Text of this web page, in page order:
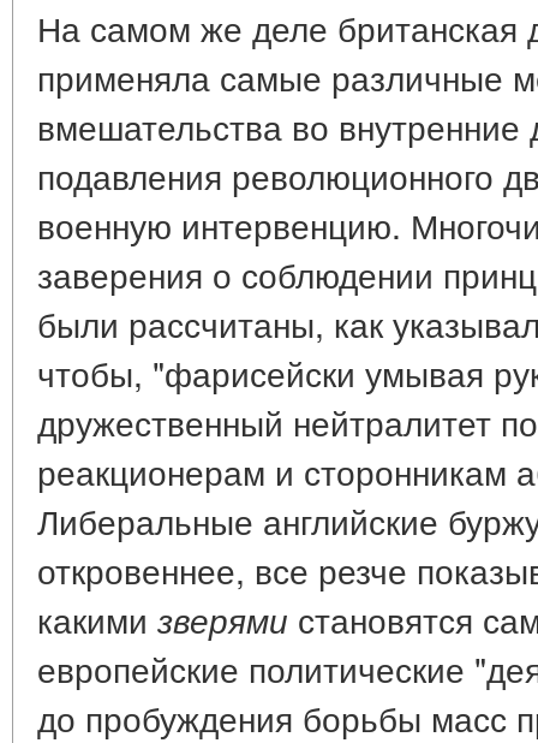
На самом же деле британская
применяла самые различные
вмешательства во
подавления революционного
военную интервенцию.
заверения о соблюдении
были рассчитаны, как
чтобы, "фарисейски умывая
дружественный нейтралитет
реакционерам и сторонникам
Либеральные английские
откровеннее, все резче
какими зверями становятся
европейские политические
до пробуждения борьбы масс